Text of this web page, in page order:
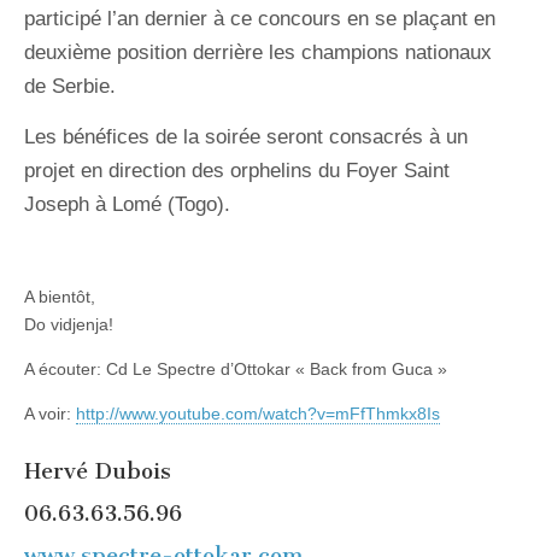
participé l’an dernier à ce concours en se plaçant en
deuxième position derrière les champions nationaux
de Serbie.
Les bénéfices de la soirée seront consacrés à un
projet en direction des orphelins du Foyer Saint
Joseph à Lomé (Togo).
A bientôt,
Do vidjenja!
A écouter: Cd Le Spectre d’Ottokar « Back from Guca »
A voir: http://www.youtube.com/watch?v=mFfThmkx8Is
Hervé Dubois
06.63.63.56.96